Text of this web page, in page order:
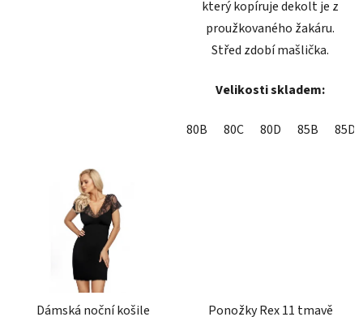
který kopíruje dekolt je z
proužkovaného žakáru.
Střed zdobí mašlička.
Velikosti skladem:
80B 80C 80D 85B 85D
Dámská noční košile
Ponožky Rex 11 tmavě